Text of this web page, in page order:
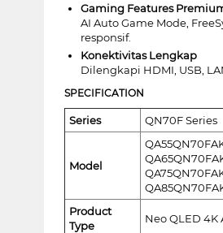
Gaming Features
AI Auto Game Mode,
responsif.
Konektivitas Lengkap
Dilengkapi HDMI, USB,
SPECIFICATION
Series QN70F Series
Model
Product
Type
Neo QLED 4K